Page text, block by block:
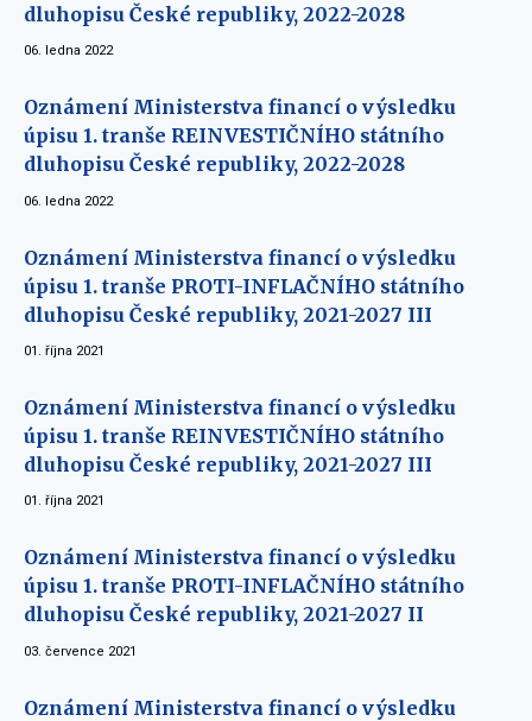
dluhopisu České republiky, 2022-2028
06. ledna 2022
Oznámení Ministerstva financí o výsledku
úpisu 1. tranše REINVESTIČNÍHO státního
dluhopisu České republiky, 2022-2028
06. ledna 2022
Oznámení Ministerstva financí o výsledku
úpisu 1. tranše PROTI-INFLAČNÍHO státního
dluhopisu České republiky, 2021-2027 III
01. října 2021
Oznámení Ministerstva financí o výsledku
úpisu 1. tranše REINVESTIČNÍHO státního
dluhopisu České republiky, 2021-2027 III
01. října 2021
Oznámení Ministerstva financí o výsledku
úpisu 1. tranše PROTI-INFLAČNÍHO státního
dluhopisu České republiky, 2021-2027 II
03. července 2021
Oznámení Ministerstva financí o výsledku